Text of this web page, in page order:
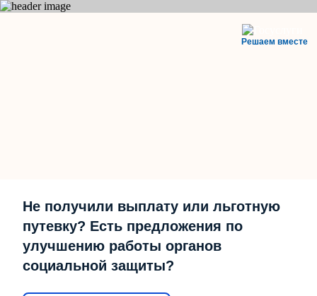
Решаем вместе
Не получили выплату или льготную
путевку? Есть предложения по
улучшению работы органов
социальной защиты?